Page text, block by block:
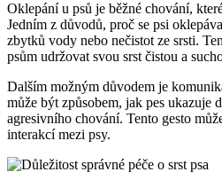
Oklepání u psů je běžné chování,
Jedním z důvodů, proč se psi
zbytků vody nebo nečistot ze srsti.
psům udržovat svou srst čistou a
Dalším možným důvodem je
může být způsobem, jak pes ukazuje
agresivního chování. Tento gesto
interakcí mezi psy.